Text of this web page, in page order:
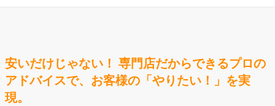
安いだけじゃない！ 専門店だからできるプロの
アドバイスで、お客様の「やりたい！」を実
現。